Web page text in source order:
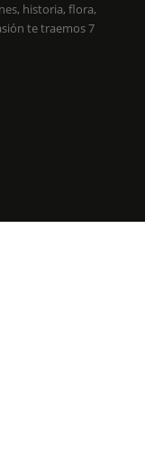
historia, flora,
te traemos 7